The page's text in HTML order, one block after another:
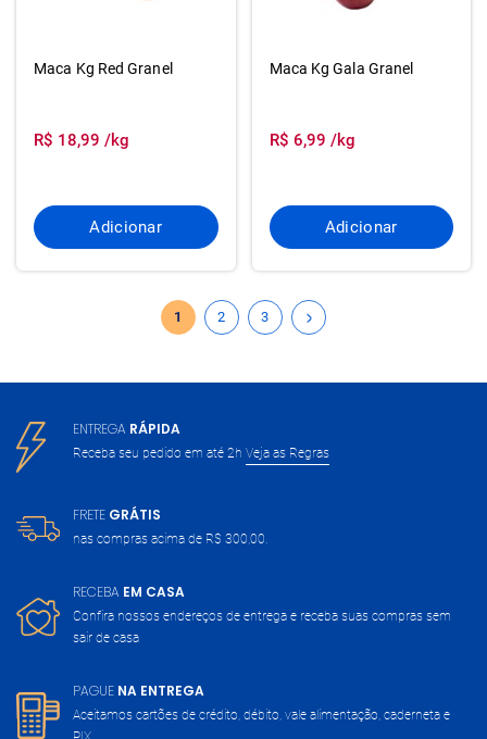
Maca Kg Red Granel
R$ 18,99 /kg
Adicionar
Maca Kg Gala Granel
R$ 6,99 /kg
Adicionar
1 2 3
ENTREGA RÁPIDA
Receba seu pedido em até 2h Veja as Regras
FRETE GRÁTIS
nas compras acima de R$ 300,00.
RECEBA EM CASA
Confira nossos endereços de entrega e receba suas compras sem
sair de casa
PAGUE NA ENTREGA
Aceitamos cartões de crédito, débito, vale alimentação, caderneta e